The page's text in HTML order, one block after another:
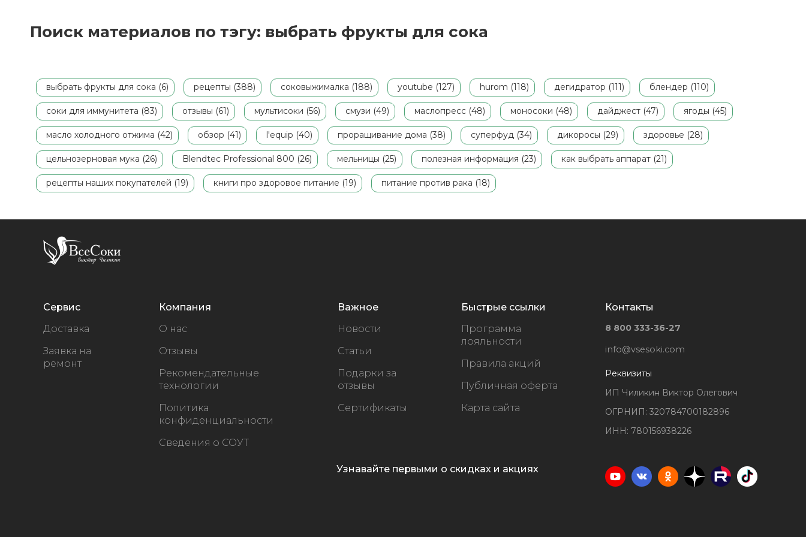
содержат витамин P, укрепляющий
сосуды, и витамин B6,
данной статьи.
Отличной идеей будет выжать сок из
грейпфрута, который является одним
соковыжимания — читайте в нашей
статье.
Поиск материалов по тэгу: выбрать фрукты для сока
выбрать фрукты для сока (6) рецепты (388) соковыжималка (188) youtube (127) hurom (118) дегидратор (111) блендер (110)
соки для иммунитета (83) отзывы (61) мультисоки (56) смузи (49) маслопресс (48) моносоки (48) дайджест (47) ягоды (45)
масло холодного отжима (42) обзор (41) l'equip (40) проращивание дома (38) суперфуд (34) дикоросы (29) здоровье (28)
цельнозерновая мука (26) Blendtec Professional 800 (26) мельницы (25) полезная информация (23) как выбрать аппарат (21)
рецепты наших покупателей (19) книги про здоровое питание (19) питание против рака (18)
Сервис
Доставка
Заявка на
ремонт
Компания
О нас
Отзывы
Рекомендательные
технологии
Политика
конфиденциальности
Сведения о СОУТ
Важное
Новости
Статьи
Подарки за
отзывы
Сертификаты
Быстрые ссылки
Программа
лояльности
Правила акций
Публичная оферта
Карта сайта
Контакты
8 800 333-36-27
info@vsesoki.com
Реквизиты
ИП Чиликин Виктор Олегович
ОГРНИП: 320784700182896
ИНН: 780156938226
Узнавайте первыми о скидках и акциях